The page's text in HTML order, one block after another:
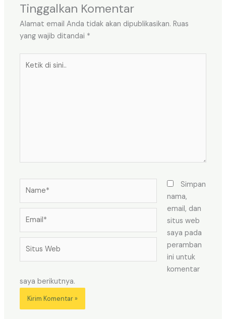
Tinggalkan Komentar
Alamat email Anda tidak akan dipublikasikan. Ruas
yang wajib ditandai *
Web
Simpan
nama,
email, dan
situs web
saya pada
peramban
ini untuk
komentar
saya berikutnya.